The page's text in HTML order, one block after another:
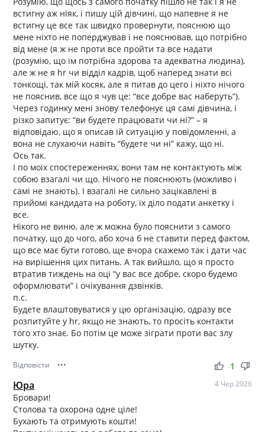
встигну аж ніяк, і пишу цій дівчині, що напевне я не
встигну це все так швидко провернути, пояснюю що
мене ніхто не поперджував і не пояснював, що потрібно
від мене (я ж не проти все пройти та все надати
(розумію, що їм потрібна здорова та адекватна людина),
але ж не я hr чи відділ кадрів, щоб наперед знати всі
тонкощі, так мій косяк, але я питав до цего і ніхто нічого
не пояснив, все що я чув це: “все добре вас наберуть”).
Через годинку мені знову телефонує ця самі дівчина, і
різко запитує: “ви будете працювати чи ні?” – я
відповідаю, що я описав їй ситуацію у повідомленні, а
вона не слухаючи навіть “будете чи ні” кажу, що ні.
Ось так.
І по моїх спостереженнях, вони там не контактують між
собою взагалі чи що. Нічого не пояснюють (можливо і
самі не знають). І взагалі не сильно зацікавлені в
прийомі кандидата на роботу, їх діло подати анкетку і
все.
Нікого не виню, але ж можна було пояснити з самого
початку, що до чого, або хоча б не ставити перед фактом,
що все має бути готово, ще вчора скажемо так і дати час
на вирішення цих питань. А так вийшло, що я просто
втратив тиждень на оці “у вас все добре, скоро будемо
оформлювати” і очікування дзвінків.
п.с.
Будете влаштовуватися у цю організацію, одразу все
розпитуйте у hr, якщо не знають, то просіть контакти
того хто знає. Бо потім це може зіграти проти вас злу
шутку.
Відповісти ••• thumb_up thumb_down
1
Юра 4 Чер 2026
Бровари!
Столова та охорона одне ціле!
Бухають та отримують кошти!